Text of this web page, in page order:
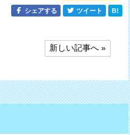
シェアする ツイート B!
新しい記事へ »